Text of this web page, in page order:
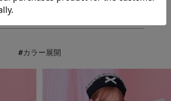
#カラー展開